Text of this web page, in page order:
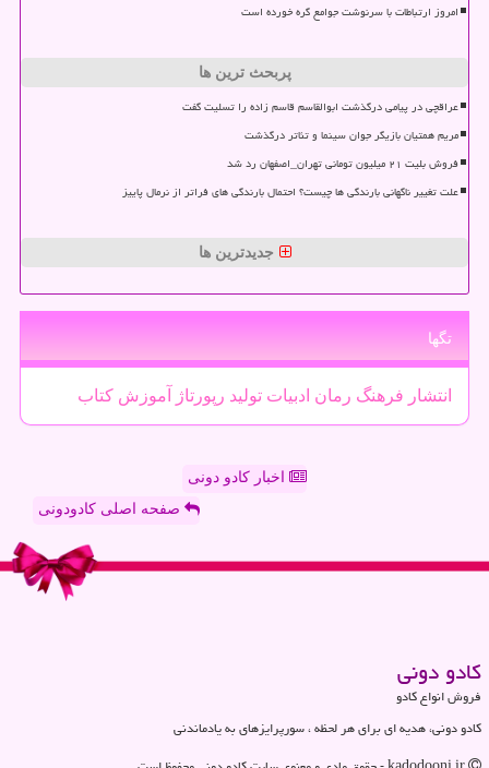
امروز ارتباطات با سرنوشت جوامع گره خورده است
پربحث ترین ها
عراقچی در پیامی درگذشت ابوالقاسم قاسم زاده را تسلیت گفت
مریم همتیان بازیگر جوان سینما و تئاتر درگذشت
فروش بلیت ۲۱ میلیون تومانی تهران_اصفهان رد شد
علت تغییر ناگهانی بارندگی ها چیست؟ احتمال بارندگی های فراتر از نرمال پاییز
جدیدترین ها
تگها
انتشار فرهنگ رمان ادبیات تولید رپورتاژ آموزش كتاب
اخبار کادو دونی
صفحه اصلی کادودونی
كادو دونی
فروش انواع کادو
کادو دونی، هدیه ای برای هر لحظه ، سورپرایزهای به یادماندنی